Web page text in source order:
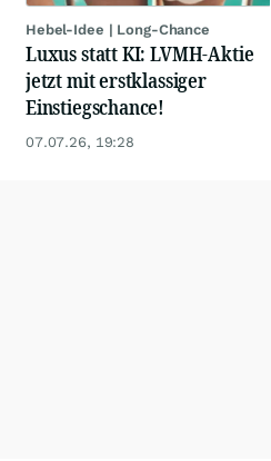
Hebel-Idee | Long-Chance
Luxus statt KI: LVMH-Aktie
jetzt mit erstklassiger
Einstiegschance!
07.07.26, 19:28